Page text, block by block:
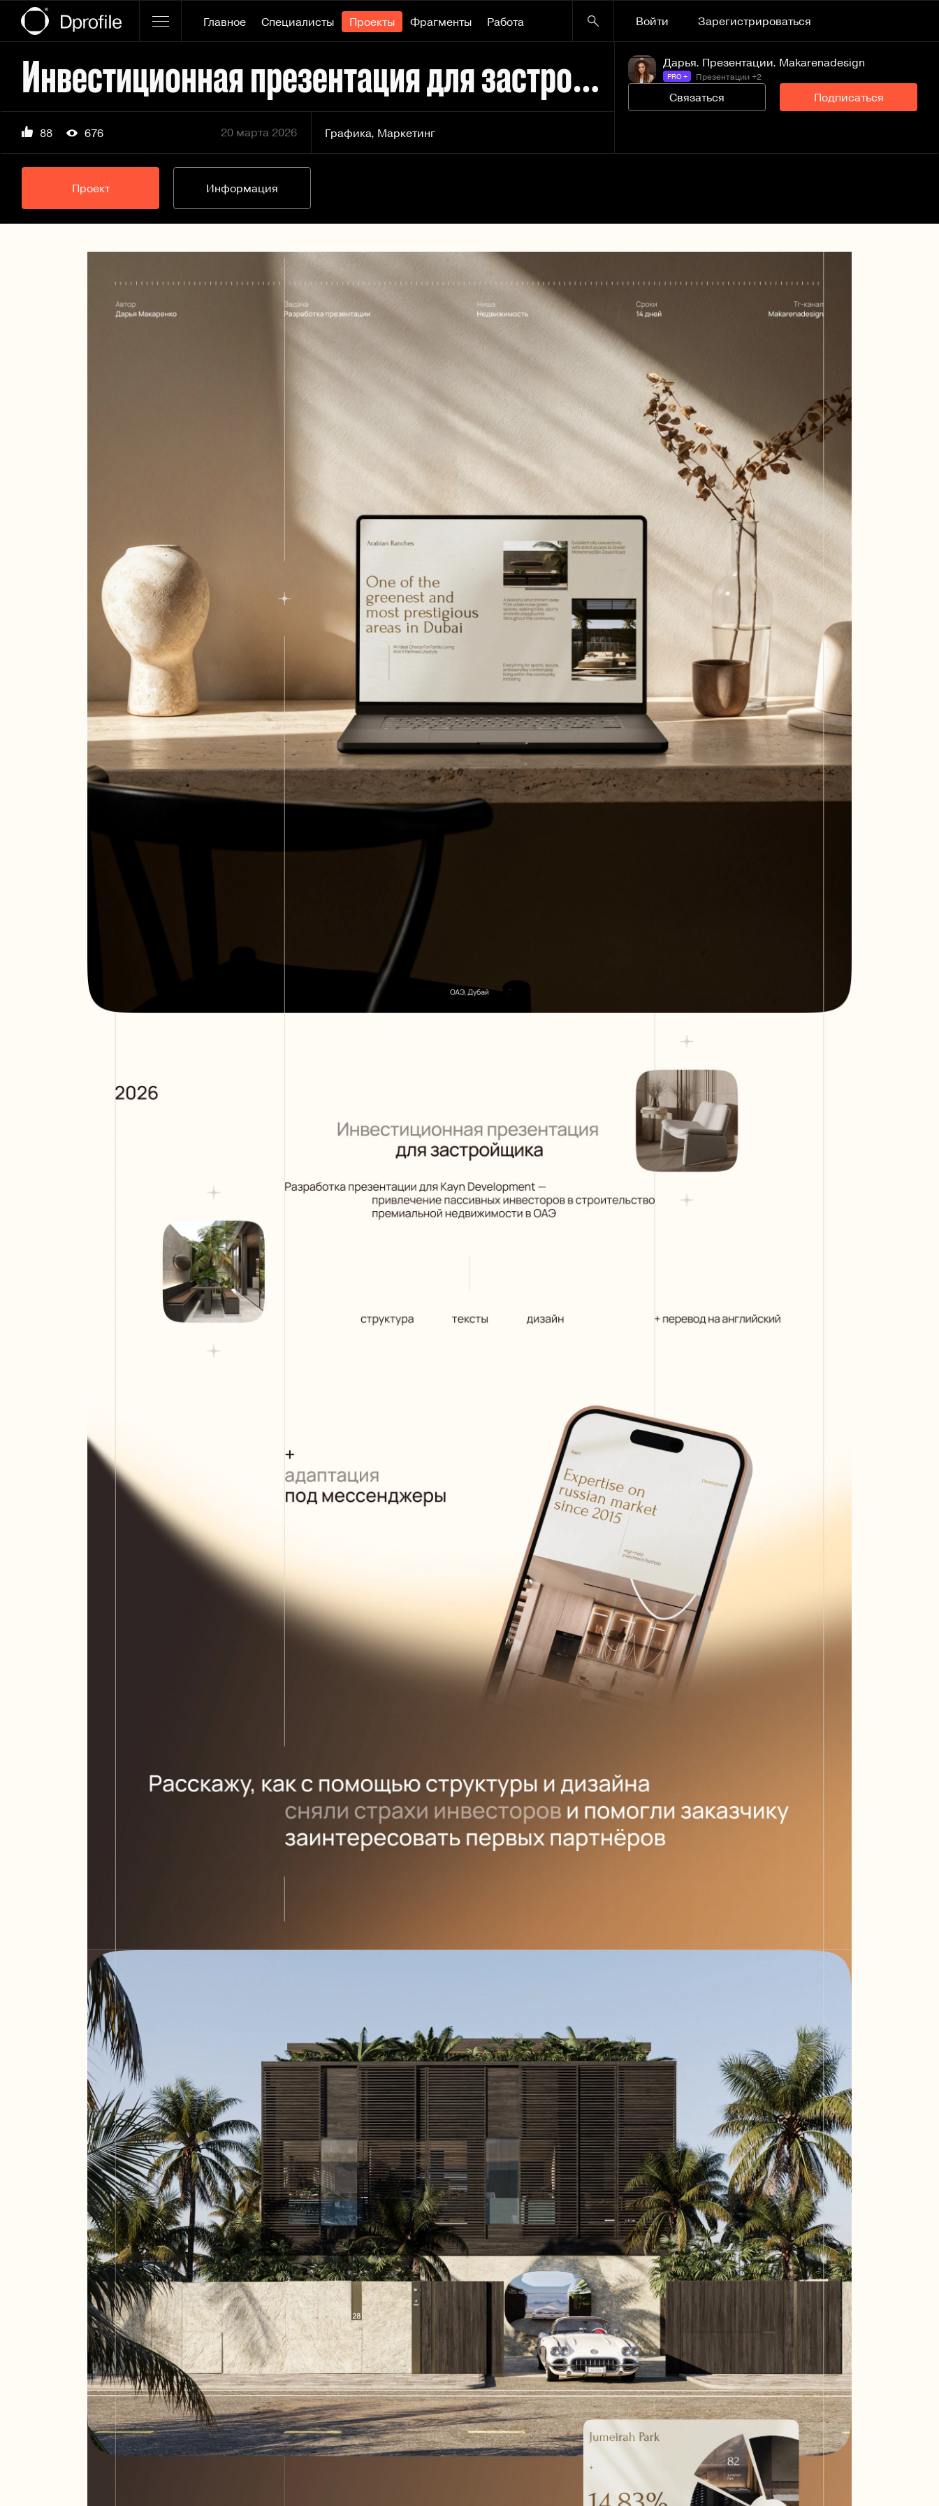
Главное Специалисты Проекты Фрагменты Работа Войти Зарегистрироваться
Инвестиционная презентация для застройщика
88 676 20 марта 2026 Графика, Маркетинг
Дарья. Презентации. Makarenadesign
PRO + Презентации +2
Связаться Подписаться
Проект Информация